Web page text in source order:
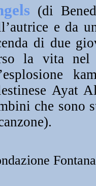
(di
e da
di due
la vita nel
Ayat
che sono